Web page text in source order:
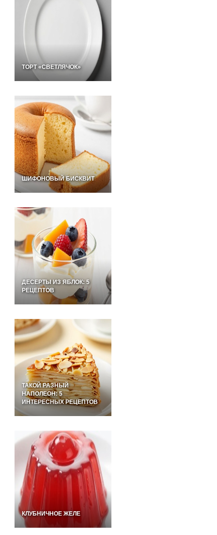
ТОРТ «СВЕТЛЯЧОК»
ШИФОНОВЫЙ БИСКВИТ
ДЕСЕРТЫ ИЗ ЯБЛОК: 5
РЕЦЕПТОВ
ТАКОЙ РАЗНЫЙ
НАПОЛЕОН: 5
ИНТЕРЕСНЫХ РЕЦЕПТОВ
КЛУБНИЧНОЕ ЖЕЛЕ